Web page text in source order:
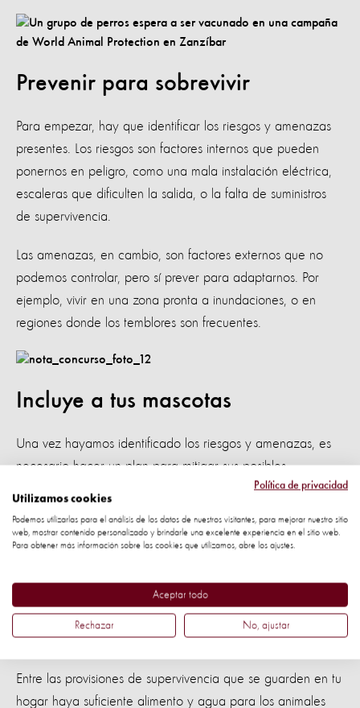
Prevenir para sobrevivir
Para empezar, hay que identificar los riesgos y amenazas
presentes. Los riesgos son factores internos que pueden
ponernos en peligro, como una mala instalación eléctrica,
escaleras que dificulten la salida, o la falta de suministros
de supervivencia.
Las amenazas, en cambio, son factores externos que no
podemos controlar, pero sí prever para adaptarnos. Por
ejemplo, vivir en una zona pronta a inundaciones, o en
regiones donde los temblores son frecuentes.
Incluye a tus mascotas
Una vez hayamos identificado los riesgos y amenazas, es
necesario hacer un plan para mitigar sus posibles
consecuencias. Parte de ello es entrenar a los animales
transportadores listos para aquellos animales que no
También debes tener a mano la información médica de tus
animales, y tenerlos bien identificados, mediante un collar
con sus datos o mediante microchip.
Entre las provisiones de supervivencia que se guarden en tu
hogar haya suficiente alimento y agua para los animales
Política de privacidad
Utilizamos cookies
Podemos utilizarlas para el análisis de los datos de nuestros visitantes, para mejorar nuestro sitio
web, mostrar contenido personalizado y brindarle una excelente experiencia en el sitio web.
Para obtener más información sobre las cookies que utilizamos, abre los ajustes.
Aceptar todo
Rechazar No, ajustar